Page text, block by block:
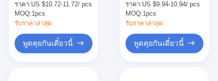
ST Attenuator
ราคา:US $10.72-11.72/ pcs
MOQ:1pcs
รับราคาล่าสุด
พูดคุยกันเดี๋ยวนี้
สัญญาณไฟเบอร์ออปติก
ตัวเมียถึงตัวเมีย
ราคา:US $9.94-10.94/ pcs
MOQ:1pcs
รับราคาล่าสุด
พูดคุยกันเดี๋ยวนี้